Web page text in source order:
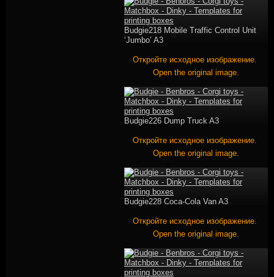
Budgie218 Mobile Traffic Control Unit
‘Jumbo’ A3
Откройте исходное изображение.
Open the original image.
Budgie226 Dump Truck A3
Откройте исходное изображение.
Open the original image.
Budgie228 Coca-Cola Van A3
Откройте исходное изображение.
Open the original image.